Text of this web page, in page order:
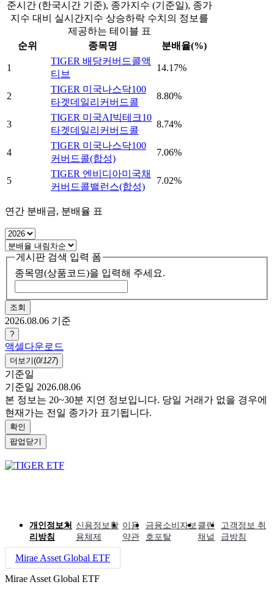
준시간 (한국시간 기준), 종가지수 (기준일), 종가
지수 대비 실시간지수 상승하락 수치의 정보를
제공하는 테이블 표
순위
종목명 분배율(%)
1
TIGER 배당커버드콜액
티브
14.17%
2
TIGER 미국나스닥100
타겟데일리커버드콜
8.80%
3
TIGER 미국AI빅테크10
타겟데일리커버드콜
8.74%
4
TIGER 미국나스닥100
커버드콜(합성)
7.06%
5
TIGER 엔비디아미국채
커버드콜밸런스(합성)
7.02%
연간 분배금, 분배율 표
게시판 검색 입력 폼
종목명(상품코드)을 입력해 주세요.
조회
2026.08.06 기준
?
액셀다운로드
더보기(0/127)
기준일
기준일 2026.08.06
본 정보는 20~30분 지연 정보입니다. 당일 거래가 없을 경우에
현재가는 전일 종가가 표기됩니다.
확인
팝업닫기
개인정보처
리방침
신용정보활
용체제
이용
약관
금융소비자보
호포탈
클린
채널
고객정보 취
급방침
Mirae Asset Global ETF
Mirae Asset Global ETF